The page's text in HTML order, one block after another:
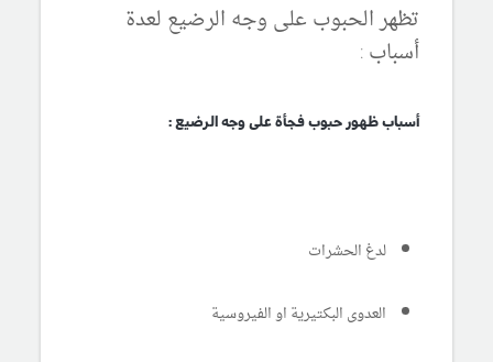
تظهر الحبوب على وجه الرضيع لعدة
أسباب :
أسباب ظهور حبوب فجأة على وجه الرضيع :
لدغ الحشرات
العدوى البكتيرية او الفيروسية